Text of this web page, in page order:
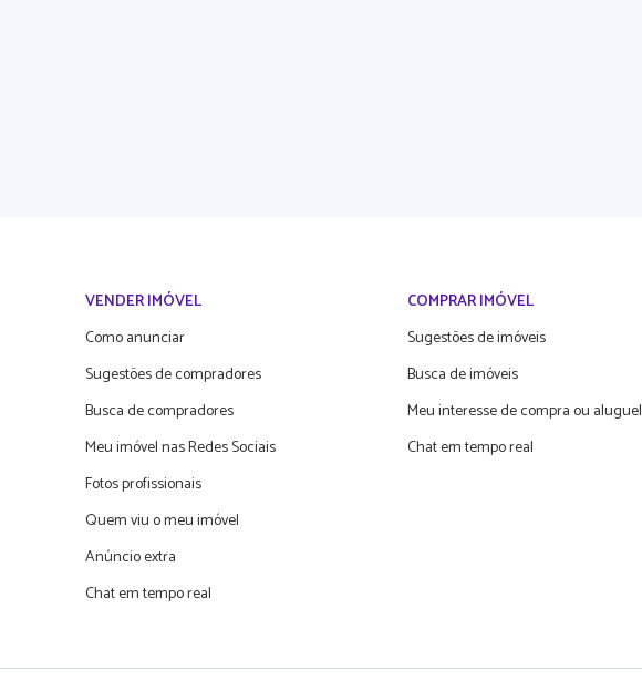
VENDER IMÓVEL
Como anunciar
Sugestões de compradores
Busca de compradores
Meu imóvel nas Redes Sociais
Fotos profissionais
Quem viu o meu imóvel
Anúncio extra
Chat em tempo real
COMPRAR IMÓVEL
Sugestões de imóveis
Busca de imóveis
Meu interesse de compra ou aluguel
Chat em tempo real